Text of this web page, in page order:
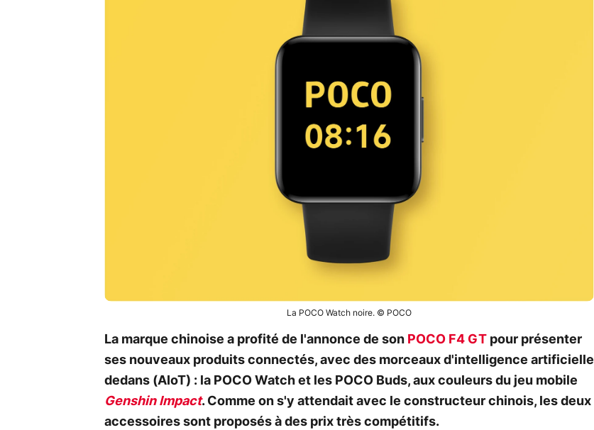
La POCO Watch noire. © POCO
La marque chinoise a profité de l'annonce de son POCO F4 GT pour présenter
ses nouveaux produits connectés, avec des morceaux d'intelligence artificielle
dedans (AIoT) : la POCO Watch et les POCO Buds, aux couleurs du jeu mobile
Genshin Impact. Comme on s'y attendait avec le constructeur chinois, les deux
accessoires sont proposés à des prix très compétitifs.